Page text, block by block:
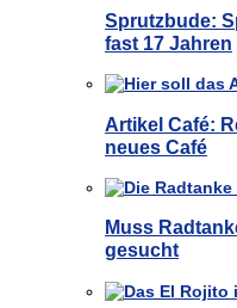
Sprutzbude:
fast 17 Jahren
Artikel Café:
neues Café
Muss
gesucht